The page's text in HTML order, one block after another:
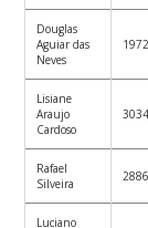
Douglas
Aguiar das
Neves
Lisiane
Araujo
Cardoso
Rafael
Silveira
Luciano